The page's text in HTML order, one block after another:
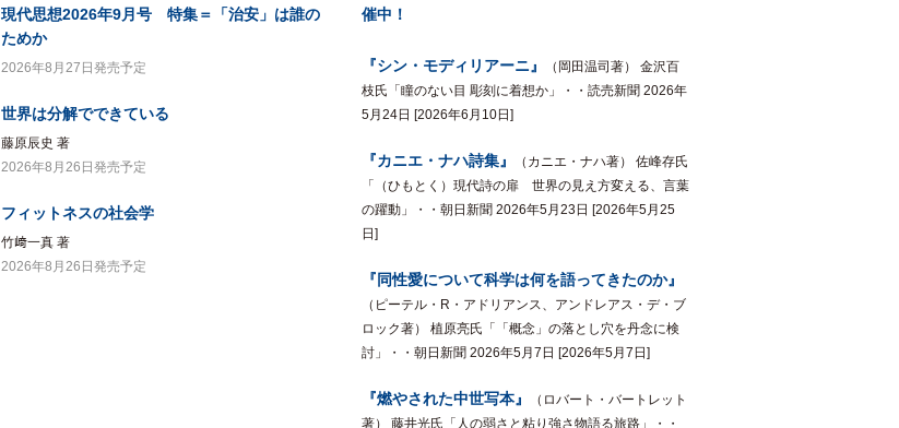
現代思想2026年9月号 特集＝「治安」は誰の
ためか
2026年8月27日発売予定
世界は分解でできている
藤原辰史 著
2026年8月26日発売予定
フィットネスの社会学
竹﨑一真 著
2026年8月26日発売予定
催中！
『シン・モディリアーニ』
（岡田温司著） 金沢百
枝氏「瞳のない目 彫刻に着想か」・・読売新聞 2026年
5月24日 [2026年6月10日]
『カニエ・ナハ詩集』
（カニエ・ナハ著） 佐峰存氏
「（ひもとく）現代詩の扉 世界の見え方変える、言葉
の躍動」・・朝日新聞 2026年5月23日 [2026年5月25
日]
『同性愛について科学は何を語ってきたのか』
（ピーテル・R・アドリアンス、アンドレアス・デ・ブ
ロック著） 植原亮氏「「概念」の落とし穴を丹念に検
討」・・朝日新聞 2026年5月7日 [2026年5月7日]
『燃やされた中世写本』
（ロバート・バートレット
著） 藤井光氏「人の弱さと粘り強さ物語る旅路」・・